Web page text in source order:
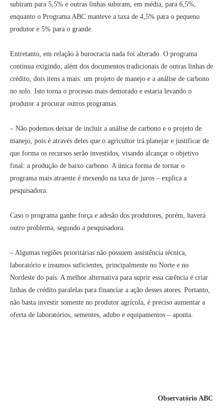
subiram para 5,5% e outras linhas subiram, em média, para 6,5%,
enquanto o Programa ABC manteve a taxa de 4,5% para o pequeno
produtor e 5% para o grande.
Entretanto, em relação à burocracia nada foi alterado. O programa
continua exigindo, além dos documentos tradicionais de outras linhas de
crédito, dois itens a mais: um projeto de manejo e a análise de carbono
no solo. Isto torna o processo mais demorado e estaria levando o
produtor a procurar outros programas.
– Não podemos deixar de incluir a análise de carbono e o projeto de
manejo, pois é através deles que o agricultor irá planejar e justificar de
que forma os recursos serão investidos, visando alcançar o objetivo
final: a produção de baixo carbono. A única forma de tornar o
programa mais atraente é mexendo na taxa de juros – explica a
pesquisadora.
Caso o programa ganhe força e adesão dos produtores, porém, haverá
outro problema, segundo a pesquisadora.
– Algumas regiões prioritárias não possuem assistência técnica,
laboratório e insumos suficientes, principalmente no Norte e no
Nordeste do país. A melhor alternativa para suprir essa carência é criar
linhas de crédito paralelas para financiar a ação desses atores. Portanto,
não basta investir somente no produtor agrícola, é preciso aumentar a
oferta de laboratórios, sementes, adubo e equipamentos – aponta.
Observatório ABC